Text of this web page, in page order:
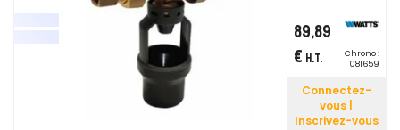
89,89
€ H.T.
Chrono :
081659
Connectez-
vous |
Inscrivez-vous